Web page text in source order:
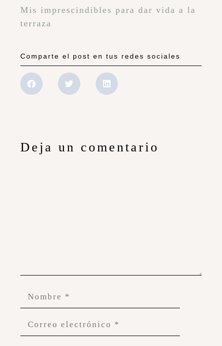
Mis imprescindibles para dar vida a la
terraza
Comparte el post en tus redes sociales
Deja un comentario